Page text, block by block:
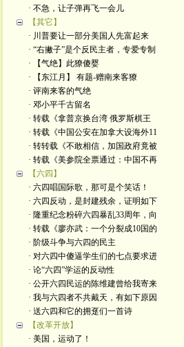
· 不急，让子弹再飞一会儿
【其它】
· 川普要让一部分美国人先富起来
· “右撇子”是个反民主者，专爱专制
· 【气绝】此獠傻婴
· 【东江月】 有题-赠南来客獠
· 评南来客的气绝
· 邓小平千古留名
· 转载《拿普京换台湾 俄罗斯棋王
· 转载《中国公安在加拿大设海外11
· 转转载《不敢相信，加国政府竟被
· 转载《美参院全票通过：中国不再
【六四】
· 六四唱国际歌，那可是个笑话！
· 六四反动，是封建残余，证明如下
· 隆重纪念粉碎六四暴乱33周年，向
· 转载《廖亦武：一个分裂成10国的
· 阶级斗争与六四的民主
· 对六四中傻逼学生们的七点要求进
· 论“六四”学运的反动性
· 公开六四民运的陈维建曾给我寄来
· 我与六四者不共戴天，有如下原因
· 送六四和它的拥趸们一首诗
【改革开放】
· 美国，运动了！